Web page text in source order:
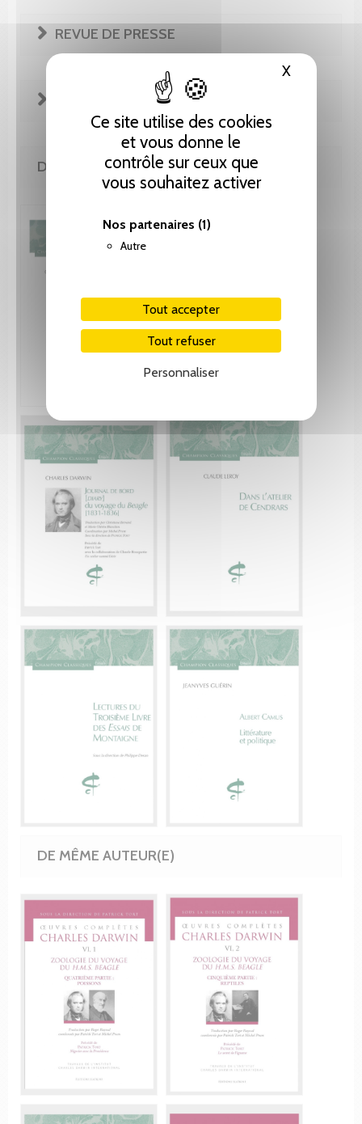
Ce site utilise des cookies
et vous donne le
contrôle sur ceux que
vous souhaitez activer
Nos partenaires (1)
Autre
Tout accepter
Tout refuser
Personnaliser
XMasquer
REVUE DE PRESSE
DE LA MÊME COLLECTION
DE MÊME AUTEUR(E)